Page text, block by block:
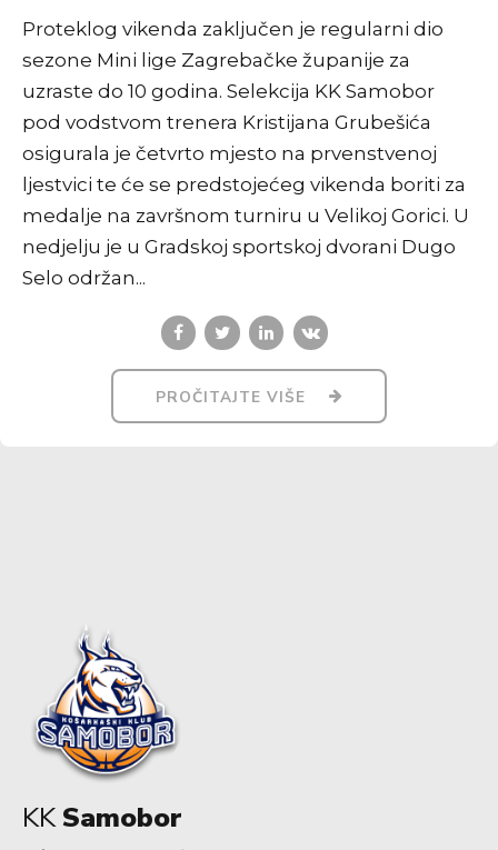
Proteklog vikenda zaključen je regularni dio
sezone Mini lige Zagrebačke županije za
uzraste do 10 godina. Selekcija KK Samobor
pod vodstvom trenera Kristijana Grubešića
osigurala je četvrto mjesto na prvenstvenoj
ljestvici te će se predstojećeg vikenda boriti za
medalje na završnom turniru u Velikoj Gorici. U
nedjelju je u Gradskoj sportskoj dvorani Dugo
Selo održan...
PROČITAJTE VIŠE
KKSamobor